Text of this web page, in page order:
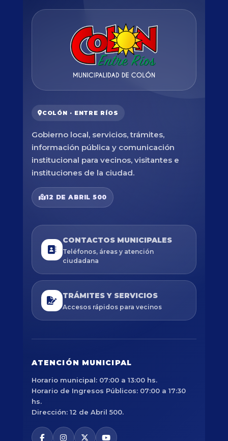
COLÓN · ENTRE RÍOS
Gobierno local, servicios, trámites,
información pública y comunicación
institucional para vecinos, visitantes e
instituciones de la ciudad.
12 DE ABRIL 500
CONTACTOS MUNICIPALES
Teléfonos, áreas y atención
ciudadana
TRÁMITES Y SERVICIOS
Accesos rápidos para vecinos
ATENCIÓN MUNICIPAL
Horario municipal: 07:00 a 13:00 hs.
Horario de Ingresos Públicos: 07:00 a 17:30
hs.
Dirección: 12 de Abril 500.